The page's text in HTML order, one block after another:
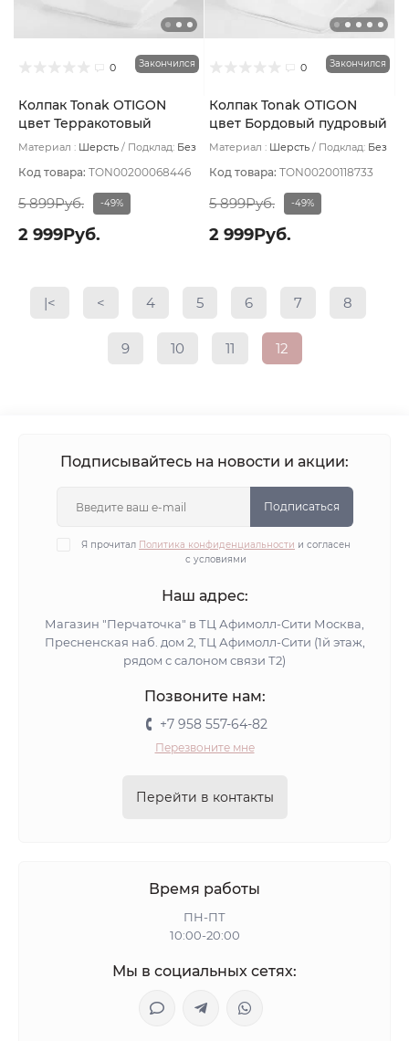
0 Закончился
Колпак Tonak OTIGON
цвет Терракотовый
темный
Материал : Шерсть Подклад: Без
Код товара: TON00200068446
5 899Руб. -49%
2 999Руб.
0 Закончился
Колпак Tonak OTIGON
цвет Бордовый пудровый
Материал : Шерсть Подклад: Без
Код товара: TON00200118733
5 899Руб. -49%
2 999Руб.
|< < 4 5 6 7 8
9 10 11 12
Подписывайтесь на новости и акции:
Подписаться
Я прочитал Политика конфиденциальности и согласен
с условиями
Наш адрес:
Магазин "Перчаточка" в ТЦ Афимолл-Сити Москва,
Пресненская наб. дом 2, ТЦ Афимолл-Сити (1й этаж,
рядом с салоном связи Т2)
Позвоните нам:
+7 958 557-64-82
Перезвоните мне
Перейти в контакты
Время работы
ПН-ПТ
10:00-20:00
Мы в социальных сетях: